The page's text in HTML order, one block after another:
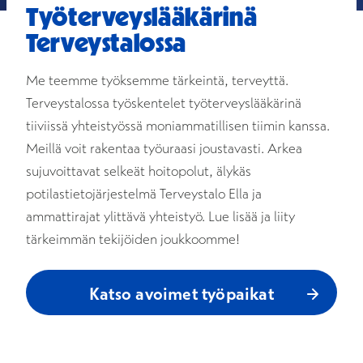
Työterveyslääkärinä
Terveystalossa
Me teemme työksemme tärkeintä, terveyttä.
Terveystalossa työskentelet työterveyslääkärinä
tiiviissä yhteistyössä moniammatillisen tiimin kanssa.
Meillä voit rakentaa työuraasi joustavasti. Arkea
sujuvoittavat selkeät hoitopolut, älykäs
potilastietojärjestelmä Terveystalo Ella ja
ammattirajat ylittävä yhteistyö. Lue lisää ja liity
tärkeimmän tekijöiden joukkoomme!
Katso avoimet työpaikat